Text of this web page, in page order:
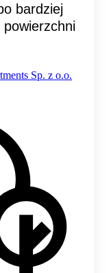
bardziej
Sp. z o.o.